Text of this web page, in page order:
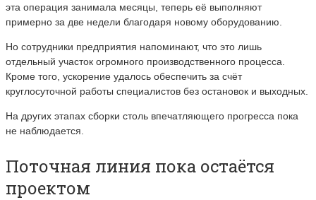
эта операция занимала месяцы, теперь её выполняют
примерно за две недели благодаря новому оборудованию.
Но сотрудники предприятия напоминают, что это лишь
отдельный участок огромного производственного процесса.
Кроме того, ускорение удалось обеспечить за счёт
круглосуточной работы специалистов без остановок и выходных.
На других этапах сборки столь впечатляющего прогресса пока
не наблюдается.
Поточная линия пока остаётся
проектом